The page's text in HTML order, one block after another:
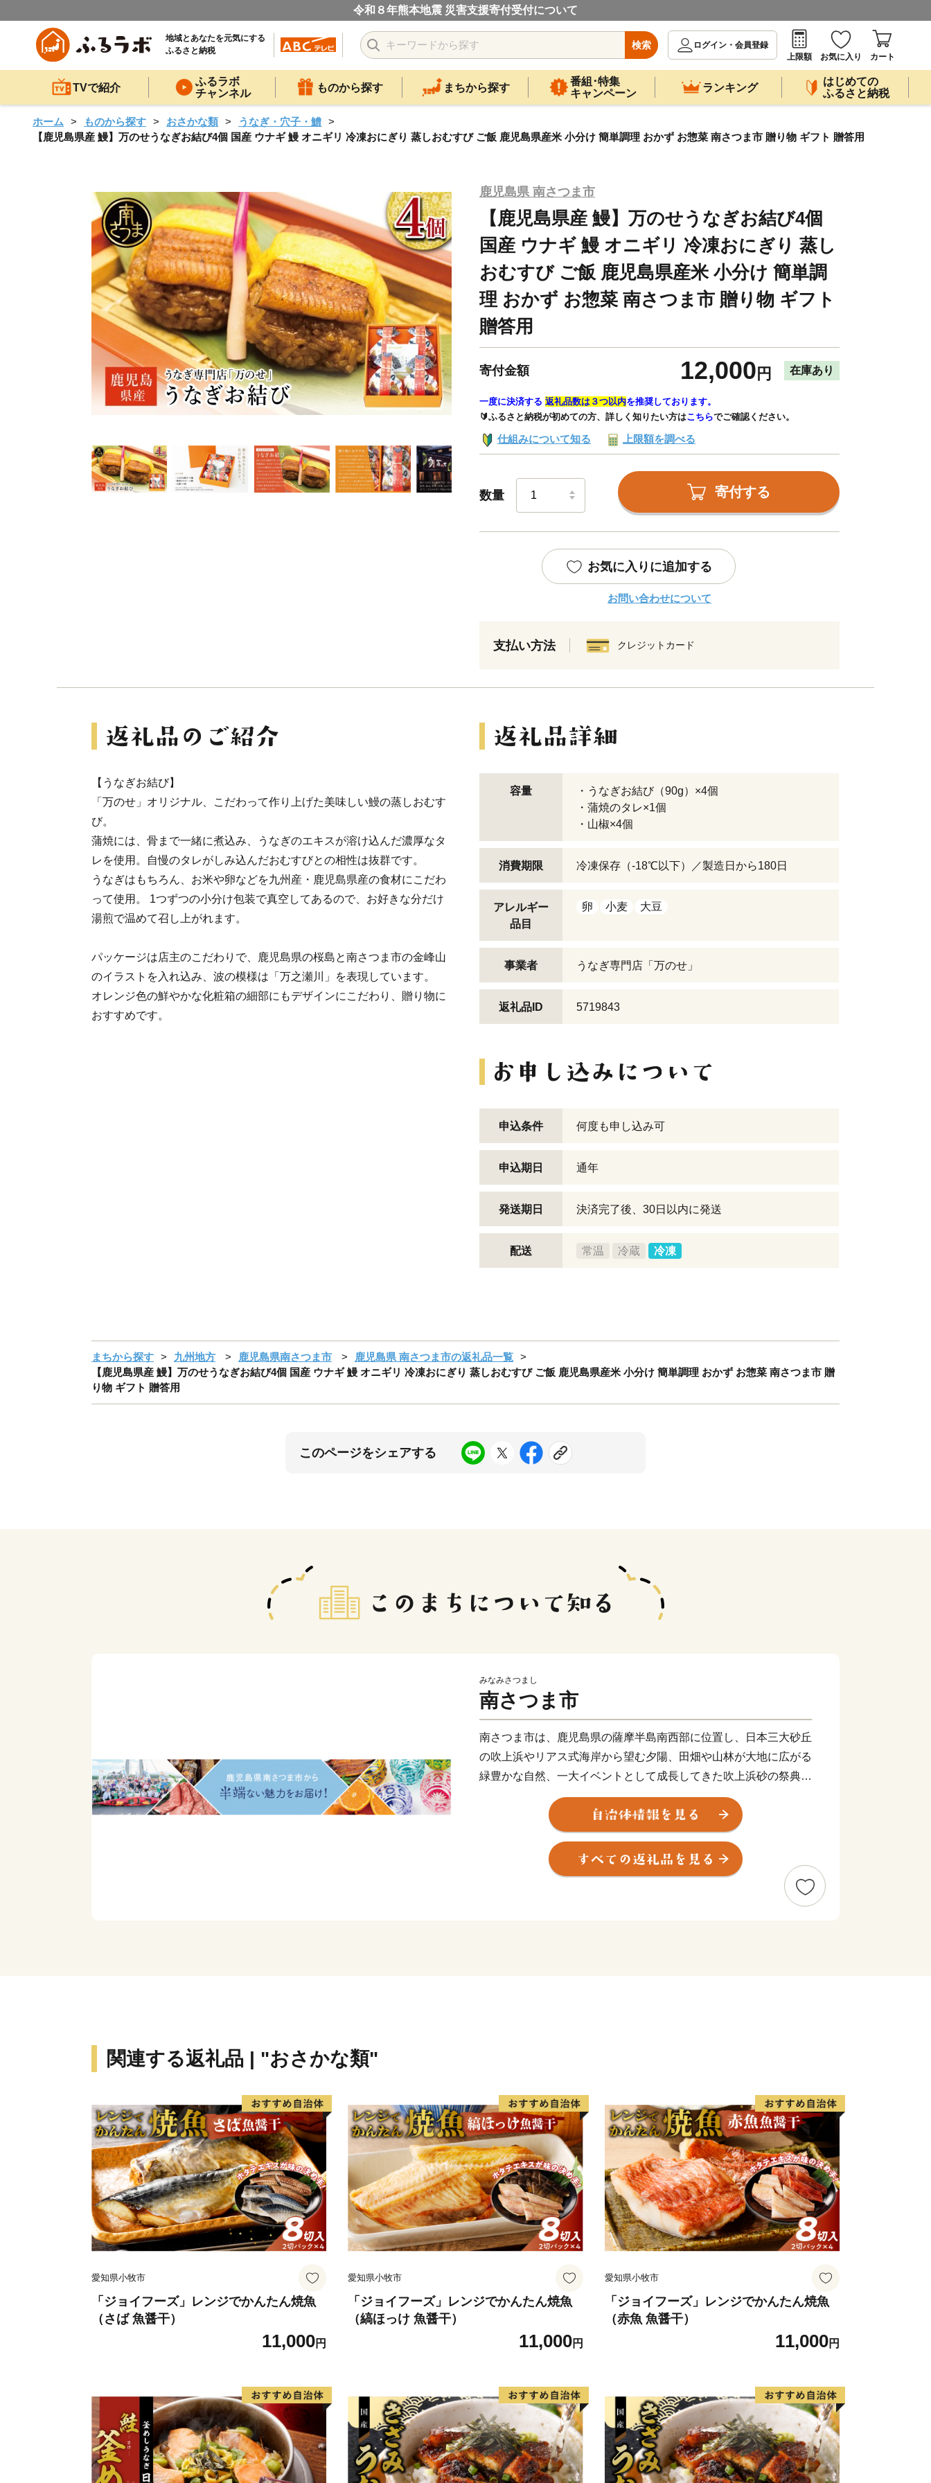
令和８年熊本地震 災害支援寄付受付について
地域とあなたを元気にする
ふるさと納税
検索
ログイン・会員登録
上限額
お気に入り カート
TVで紹介
ふるラボ
チャンネル
ものから探す まちから探す
番組･特集
キャンペーン
ランキング
はじめての
ふるさと納税
ホーム ものから探す おさかな類
うなぎ・穴子・鱧
【鹿児島県産 鰻】万のせうなぎお結び4個 国産 ウナギ 鰻 オニギリ 冷凍おにぎり 蒸しおむすび ご飯 鹿児島県産米 小分け 簡単調理 おかず お惣菜 南さつま市 贈り物 ギフト 贈答用
鹿児島県 南さつま市
【鹿児島県産 鰻】万のせうなぎお結び4個
国産 ウナギ 鰻 オニギリ 冷凍おにぎり 蒸し
おむすび ご飯 鹿児島県産米 小分け 簡単調
理 おかず お惣菜 南さつま市 贈り物 ギフト
贈答用
寄付金額 12,000 円 在庫あり
一度に決済する 返礼品数は３つ以内を推奨しております。
🔰ふるさと納税が初めての方、詳しく知りたい方はこちらでご確認ください。
仕組みについて知る 上限額を調べる
数量 寄付する
お気に入りに追加する
お問い合わせについて
支払い方法 クレジットカード
【うなぎお結び】
「万のせ」オリジナル、こだわって作り上げた美味しい鰻の蒸しおむす
び。
蒲焼には、骨まで一緒に煮込み、うなぎのエキスが溶け込んだ濃厚なタ
レを使用。自慢のタレがしみ込んだおむすびとの相性は抜群です。
うなぎはもちろん、お米や卵などを九州産・鹿児島県産の食材にこだわ
って使用。 1つずつの小分け包装で真空してあるので、お好きな分だけ
湯煎で温めて召し上がれます。
パッケージは店主のこだわりで、鹿児島県の桜島と南さつま市の金峰山
のイラストを入れ込み、波の模様は「万之瀬川」を表現しています。
オレンジ色の鮮やかな化粧箱の細部にもデザインにこだわり、贈り物に
おすすめです。
容量
・うなぎお結び（90g）×4個
・蒲焼のタレ×1個
・山椒×4個
消費期限 冷凍保存（-18℃以下）／製造日から180日
アレルギー
品目
卵 小麦 大豆
事業者 うなぎ専門店「万のせ」
返礼品ID 5719843
申込条件 何度も申し込み可
申込期日 通年
発送期日 決済完了後、30日以内に発送
配送 常温 冷蔵 冷凍
まちから探す 九州地方 鹿児島県南さつま市
鹿児島県 南さつま市の返礼品一覧
【鹿児島県産 鰻】万のせうなぎお結び4個 国産 ウナギ 鰻 オニギリ 冷凍おにぎり 蒸しおむすび ご飯 鹿児島県産米 小分け 簡単調理 おかず お惣菜 南さつま市 贈
り物 ギフト 贈答用
このページをシェアする
みなみさつまし
南さつま市
南さつま市は、鹿児島県の薩摩半島南西部に位置し、日本三大砂丘
の吹上浜やリアス式海岸から望む夕陽、田畑や山林が大地に広がる
緑豊かな自然、一大イベントとして成長してきた吹上浜砂の祭典、
歴史・文化を伝える各地域の様々な郷土芸能や伝統行事、海と大地
の恵みの多種多様な農・畜・水産物や加工品、焼酎・電子部品等の
地場産業など、多くの資源に恵まれています。
ふるさと納税を通して、南さつま市の魅力ある特産品をお返しさせ
ていただき、もっともっと南さつま市を知ってほしい！との思いで
関連する返礼品 | "おさかな類"
愛知県小牧市
「ジョイフーズ」レンジでかんたん焼魚
（さば 魚醤干）
11,000円
愛知県小牧市
「ジョイフーズ」レンジでかんたん焼魚
（縞ほっけ 魚醤干）
11,000円
愛知県小牧市
「ジョイフーズ」レンジでかんたん焼魚
（赤魚 魚醤干）
11,000円